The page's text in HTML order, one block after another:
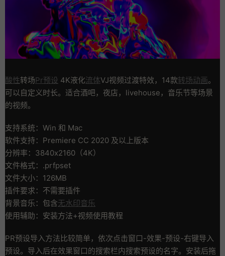
酸性转场Pr预设 4K液化流体VJ视频过渡特效，14款转场动画。
可以自定义时长。适合酒吧，夜店，livehouse，音乐节等场景
的视频。
支持系统：Win 和 Mac
软件支持：Premiere CC 2020 及以上版本
分辨率：3840x2160（4K）
文件格式：.prfpset
文件大小：126MB
插件要求：不需要插件
背景音乐：包含无水印音乐
使用辅助：安装方法+视频使用教程
PR预设导入方法比较简单，依次点击窗口-效果-预设-右键导入
预设。导入后在效果窗口的搜索栏内搜索预设的名字。安装后拖